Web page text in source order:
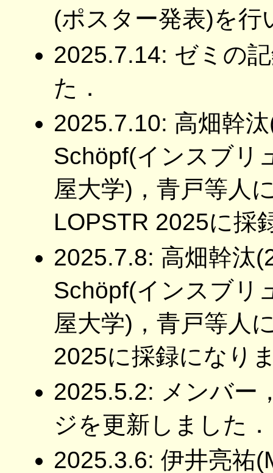
(ポスター発表)を行
2025.7.14: ゼミの
た．
2025.7.10: 高畑幹
Schöpf(インスブリ
屋大学)，青戸等人
LOPSTR 2025に採
2025.7.8: 高畑幹汰
Schöpf(インスブリ
屋大学)，青戸等人
2025に採録になり
2025.5.2: メンバー
ジを更新しました．
2025.3.6: 伊井亮祐